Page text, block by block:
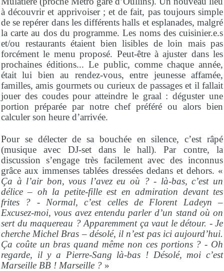
à découvrir et apprivoiser ; et de fait, pas toujours simple
de se repérer dans les différents halls et esplanades, malgré
la carte au dos du programme. Les noms des cuisinier.e.s
et/ou restaurants étaient bien lisibles de loin mais pas
forcément le menu proposé. Peut-être à ajuster dans les
prochaines éditions... Le public, comme chaque année,
était lui bien au rendez-vous, entre jeunesse affamée,
familles, amis gourmets ou curieux de passages et il fallait
jouer des coudes pour atteindre le graal : déguster une
portion préparée par notre chef préféré ou alors bien
calculer son heure d’arrivée.
Pour se délecter de sa bouchée en silence, c’est râpé
(musique avec DJ-set dans le hall). Par contre, la
discussion s’engage très facilement avec des inconnus
grâce aux immenses tablées dressées dedans et dehors. «
Ça à l’air bon, vous l’avez eu où ? - là-bas, c’est un
délice – oh la petite-fille est en admiration devant tes
frites ? - Normal, c’est celles de Florent Ladeyn –
Excusez-moi, vous avez entendu parler d’un stand où on
sert du maquereau ? Apparemment ça vaut le détour. - Je
cherche Michel Bras – désolé, il n’est pas ici aujourd’hui.
Ça coûte un bras quand même non ces portions ? - Oh
regarde, il y a Pierre-Sang là-bas ! Désolé, moi c’est
Marseille BB ! Marseille ? »